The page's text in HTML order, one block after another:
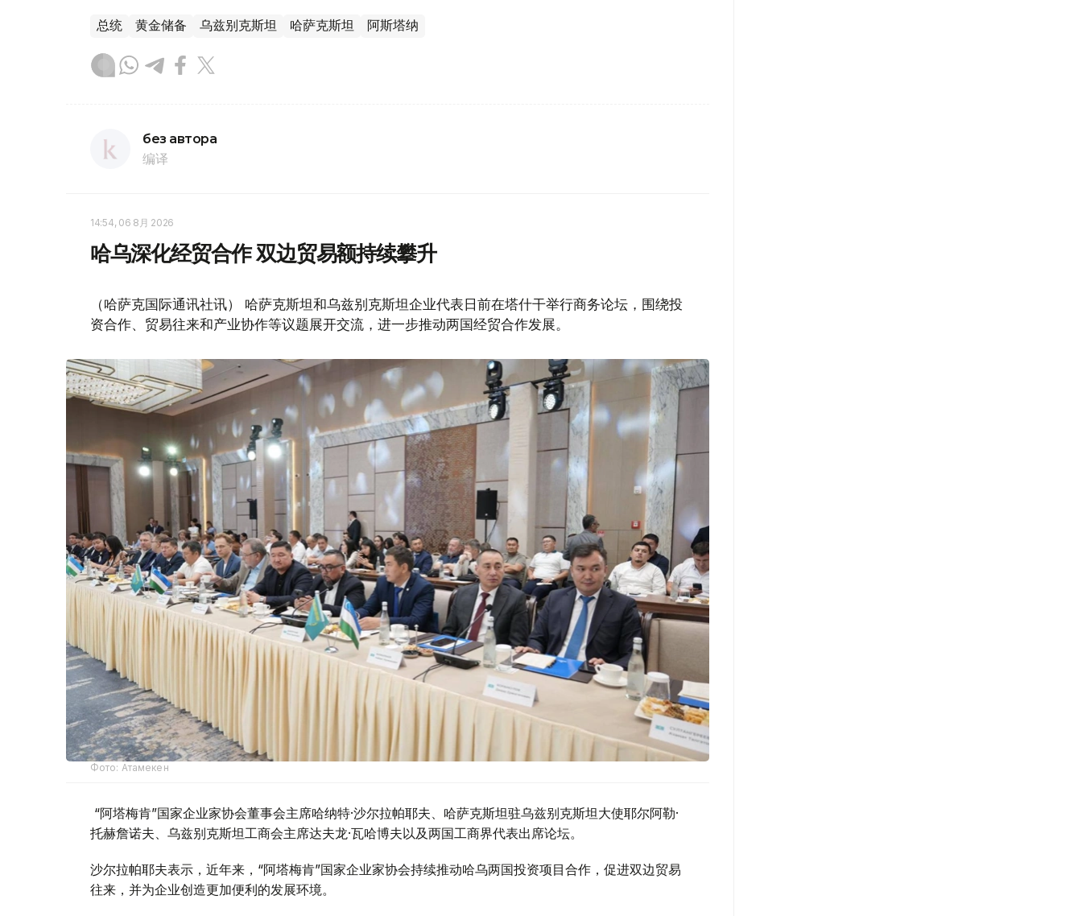
总统 黄金储备 乌兹别克斯坦 哈萨克斯坦 阿斯塔纳
без автора
编译
14:54, 06 8月 2026
哈乌深化经贸合作 双边贸易额持续攀升
（哈萨克国际通讯社讯） 哈萨克斯坦和乌兹别克斯坦企业代表日前在塔什干举行商务论坛，围绕投
资合作、贸易往来和产业协作等议题展开交流，进一步推动两国经贸合作发展。
Фото: Атамекен
“阿塔梅肯”国家企业家协会董事会主席哈纳特·沙尔拉帕耶夫、哈萨克斯坦驻乌兹别克斯坦大使耶尔阿勒·
托赫詹诺夫、乌兹别克斯坦工商会主席达夫龙·瓦哈博夫以及两国工商界代表出席论坛。
沙尔拉帕耶夫表示，近年来，“阿塔梅肯”国家企业家协会持续推动哈乌两国投资项目合作，促进双边贸易
往来，并为企业创造更加便利的发展环境。